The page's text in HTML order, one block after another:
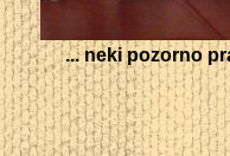
... neki pozorno